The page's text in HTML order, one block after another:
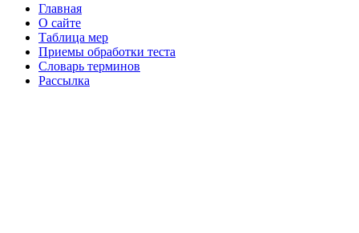
Главная
О сайте
Таблица мер
Приемы обработки теста
Словарь терминов
Рассылка